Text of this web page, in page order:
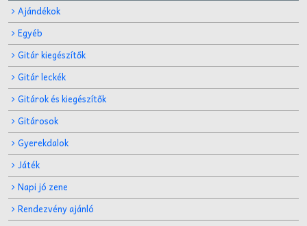
Ajándékok
Egyéb
Gitár kiegészítők
Gitár leckék
Gitárok és kiegészítők
Gitárosok
Gyerekdalok
Játék
Napi jó zene
Rendezvény ajánló